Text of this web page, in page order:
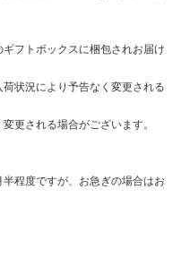
フトボックスに梱包されお届け
状況により予告なく変更される
更される場合がございます。
程度ですが、お急ぎの場合はお